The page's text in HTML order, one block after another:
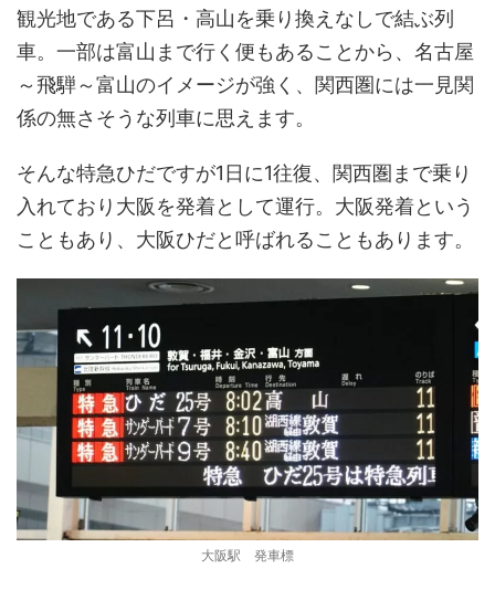
観光地である下呂・高山を乗り換えなしで結ぶ列
車。一部は富山まで行く便もあることから、名古屋
～飛騨～富山のイメージが強く、関西圏には一見関
係の無さそうな列車に思えます。
そんな特急ひだですが1日に1往復、関西圏まで乗り
入れており大阪を発着として運行。大阪発着という
こともあり、大阪ひだと呼ばれることもあります。
大阪駅 発車標